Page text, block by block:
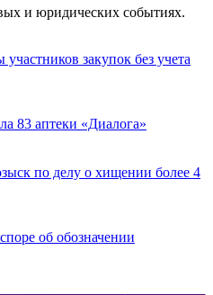
и юридических событиях.
закупок без учета
83 аптеки «Диалога»
по делу о хищении более 4
об обозначении